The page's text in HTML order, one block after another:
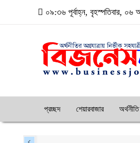
০৯:৩৬ পূর্বাহ্ন, বৃহস্পতিবার, ০৬
প্রচ্ছদ শেয়ারবাজার অর্থনীতি